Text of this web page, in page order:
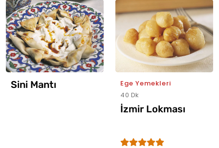
Sini Mantı
Ege Yemekleri
40 Dk
İzmir Lokması